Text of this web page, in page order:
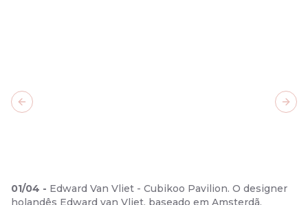
01/04 - Edward Van Vliet - Cubikoo Pavilion. O designer
holandês Edward van Vliet, baseado em Amsterdã,
Previous slide